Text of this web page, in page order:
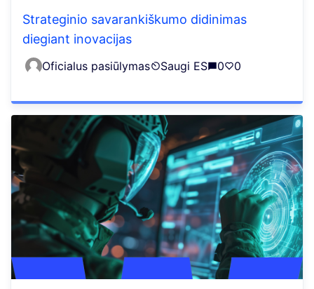
Strateginio savarankiškumo didinimas
diegiant inovacijas
Oficialus pasiūlymas Saugi ES 0 0